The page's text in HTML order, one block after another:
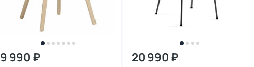
9 990 ₽ 20 990 ₽